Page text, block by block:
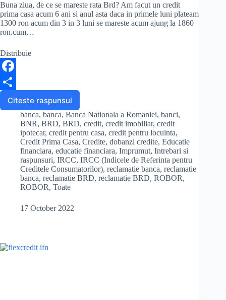
Buna ziua, de ce se mareste rata Brd? Am facut un credit
prima casa acum 6 ani si anul asta daca in primele luni plateam
1300 ron acum din 3 in 3 luni se mareste acum ajung la 1860
ron.cum…
Distribuie
F
Citeste raspunsul
De
ce
se
mareste
rata
la
creditul
Prima
Casa?
banca, banca, Banca Nationala a Romaniei, banci,
BNR, BRD, BRD, credit, credit imobiliar, credit
ipotecar, credit pentru casa, credit pentru locuinta,
Credit Prima Casa, Credite, dobanzi credite, Educatie
financiara, educatie financiara, Imprumut, Intrebari si
raspunsuri, IRCC, IRCC (Indicele de Referinta pentru
Creditele Consumatorilor), reclamatie banca, reclamatie
banca, reclamatie BRD, reclamatie BRD, ROBOR,
ROBOR, Toate
17 October 2022